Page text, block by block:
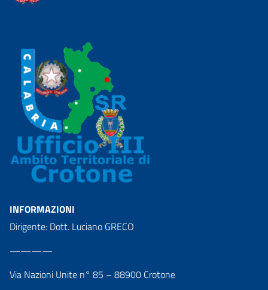
INFORMAZIONI
Dirigente: Dott. Luciano GRECO
————
Via Nazioni Unite n° 85 – 88900 Crotone